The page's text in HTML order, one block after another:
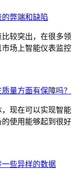
弊端和缺陷
较突出，在很多领
场上智能仪表监控
量方面有保障吗？
现在可以实现智能
使用能够起到很好
些异样的数据